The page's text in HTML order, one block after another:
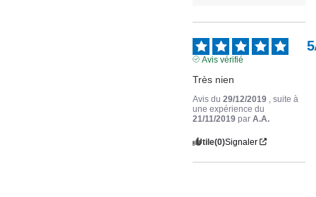
5
Avis vérifié
Très nien
Avis du29/12/2019
, suite à
une expérience du
21/11/2019 parA.A.
Utile(0)Signaler